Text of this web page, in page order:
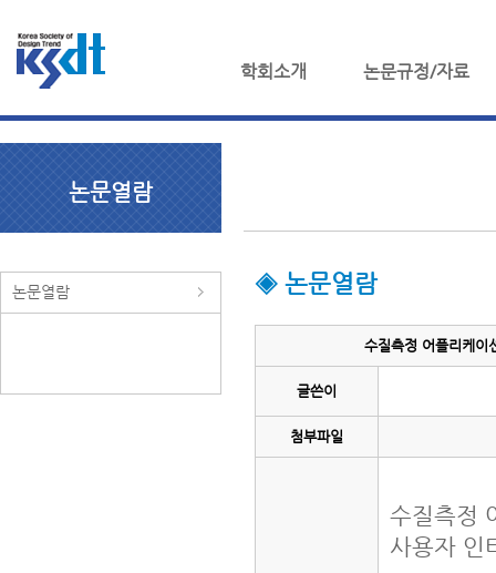
학회소개 논문규정/자료
논문열람
논문열람 ◈ 논문열람
수질측정 어플리케
글쓴이
첨부파일
수질측정
사용자 인